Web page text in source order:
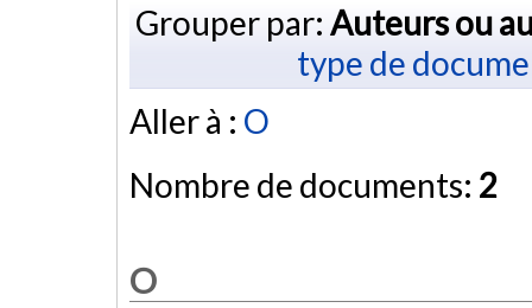
Grouper par: Auteurs ou
type de
Aller à : O
Nombre de documents: 2
O